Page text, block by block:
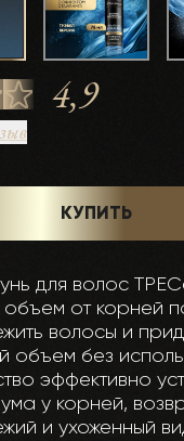
4,9
КУПИТЬ
для волос
объем от корней
волосы и
объем без
эффективно
у корней,
и ухоженный